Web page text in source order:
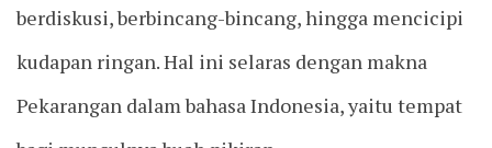
berdiskusi, berbincang-bincang, hingga mencicipi
kudapan ringan. Hal ini selaras dengan makna
Pekarangan dalam bahasa Indonesia, yaitu tempat